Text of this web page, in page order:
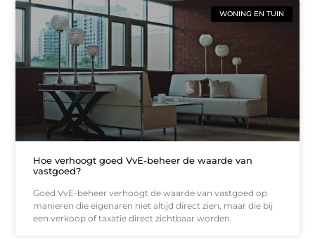
WONING EN TUIN
Hoe verhoogt goed VvE-beheer de waarde van
vastgoed?
Goed VvE-beheer verhoogt de waarde van vastgoed op
manieren die eigenaren niet altijd direct zien, maar die bij
een verkoop of taxatie direct zichtbaar worden.